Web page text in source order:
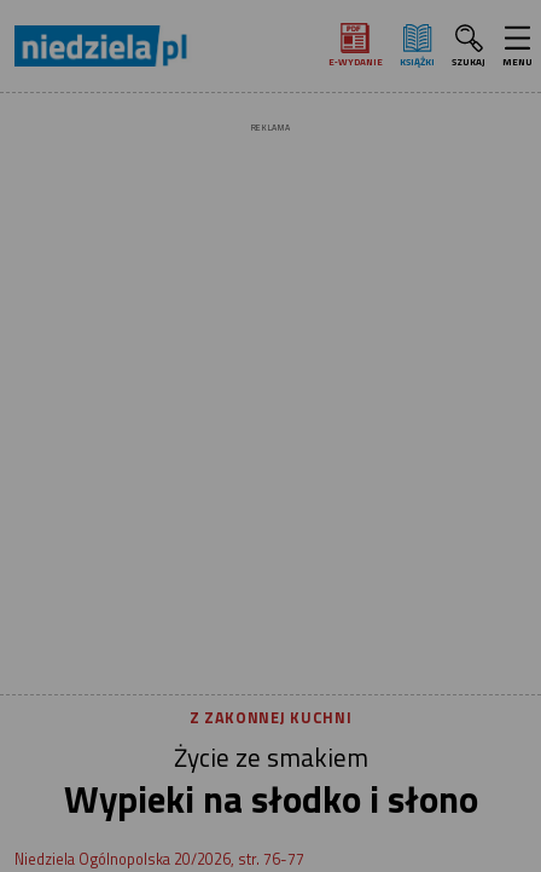
E‑WYDANIE KSIĄŻKI SZUKAJ MENU
REKLAMA
Z ZAKONNEJ KUCHNI
Życie ze smakiem
Wypieki na słodko i słono
Niedziela Ogólnopolska 20/2026, str. 76-77